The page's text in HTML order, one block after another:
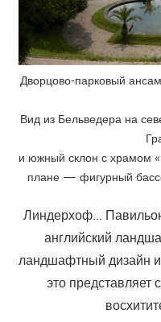
Дворцово-парковый
Вид из Бельведера на
и южный склон с храмом
плане — фигурный
Линдерхоф…
английский
ландшафтный дизайн
это